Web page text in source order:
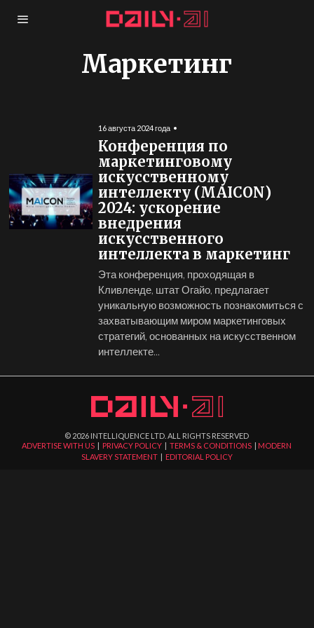
Маркетинг
16 августа 2024 года
Конференция по
маркетинговому
искусственному
интеллекту (MAICON)
2024: ускорение
внедрения
искусственного
интеллекта в маркетинг
Эта конференция, проходящая в
Кливленде, штат Огайо, предлагает
уникальную возможность познакомиться с
захватывающим миром маркетинговых
стратегий, основанных на искусственном
интеллекте...
© 2026 INTELLIQUENCE LTD. ALL RIGHTS RESERVED
ADVERTISE WITH US | PRIVACY POLICY |TERMS & CONDITIONS | MODERN
SLAVERY STATEMENT| EDITORIAL POLICY